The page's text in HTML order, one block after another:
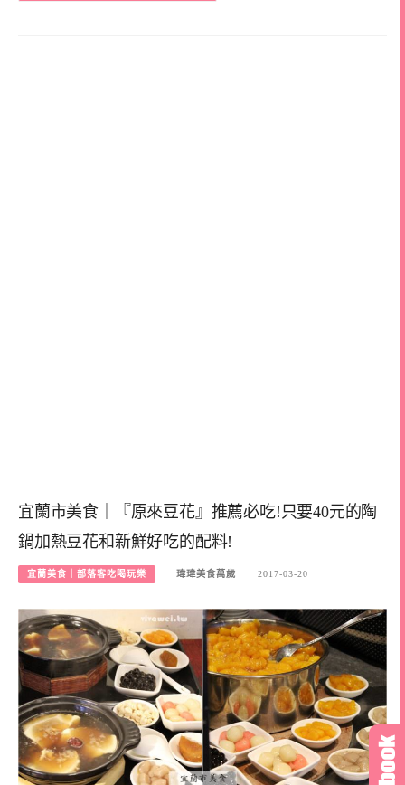
宜蘭市美食｜『原來豆花』推薦必吃!只要40元的陶
鍋加熱豆花和新鮮好吃的配料!
宜蘭美食｜部落客吃喝玩樂 瑋瑋美食萬歲 2017-03-20